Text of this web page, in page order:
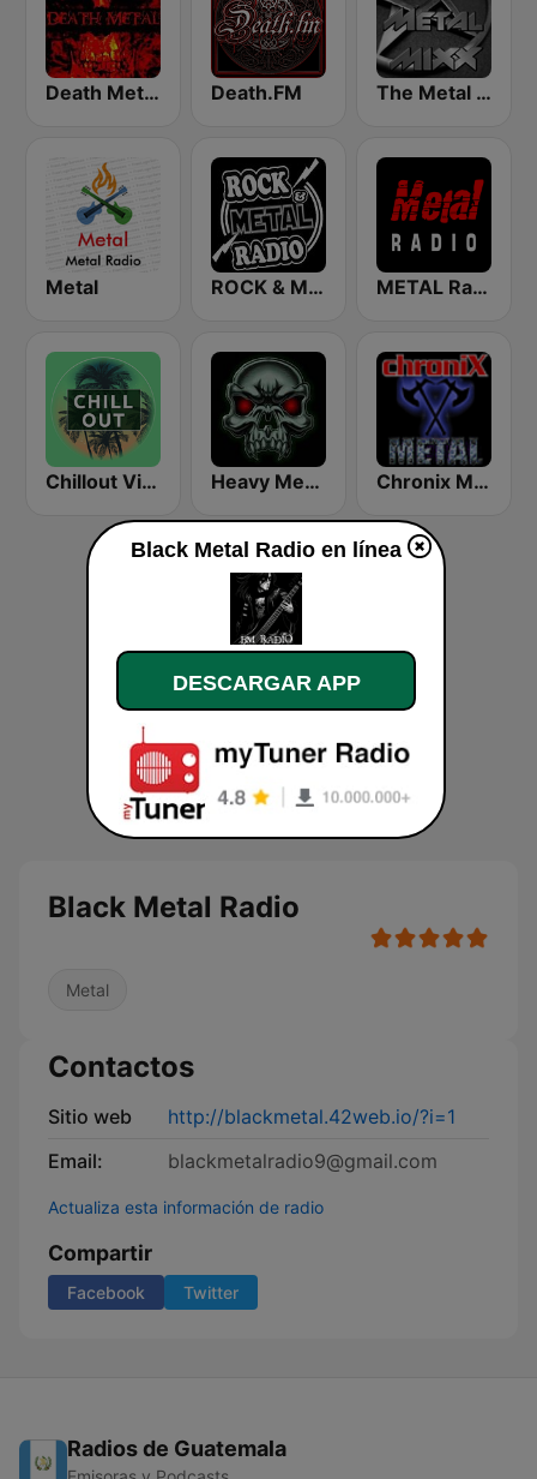
Death Metal! Death.FM The Metal MIXX
Metal ROCK & METAL METAL Radio
Chillout Vibes Heavy Metal Radio Chronix Metal
Black Metal Radio
Metal
Contactos
Sitio web
http://blackmetal.42web.io/?i=1
Email:
blackmetalradio9@gmail.com
Actualiza esta información de radio
Compartir
Facebook Twitter
Radios de Guatemala
Black Metal Radio en línea
DESCARGAR APP